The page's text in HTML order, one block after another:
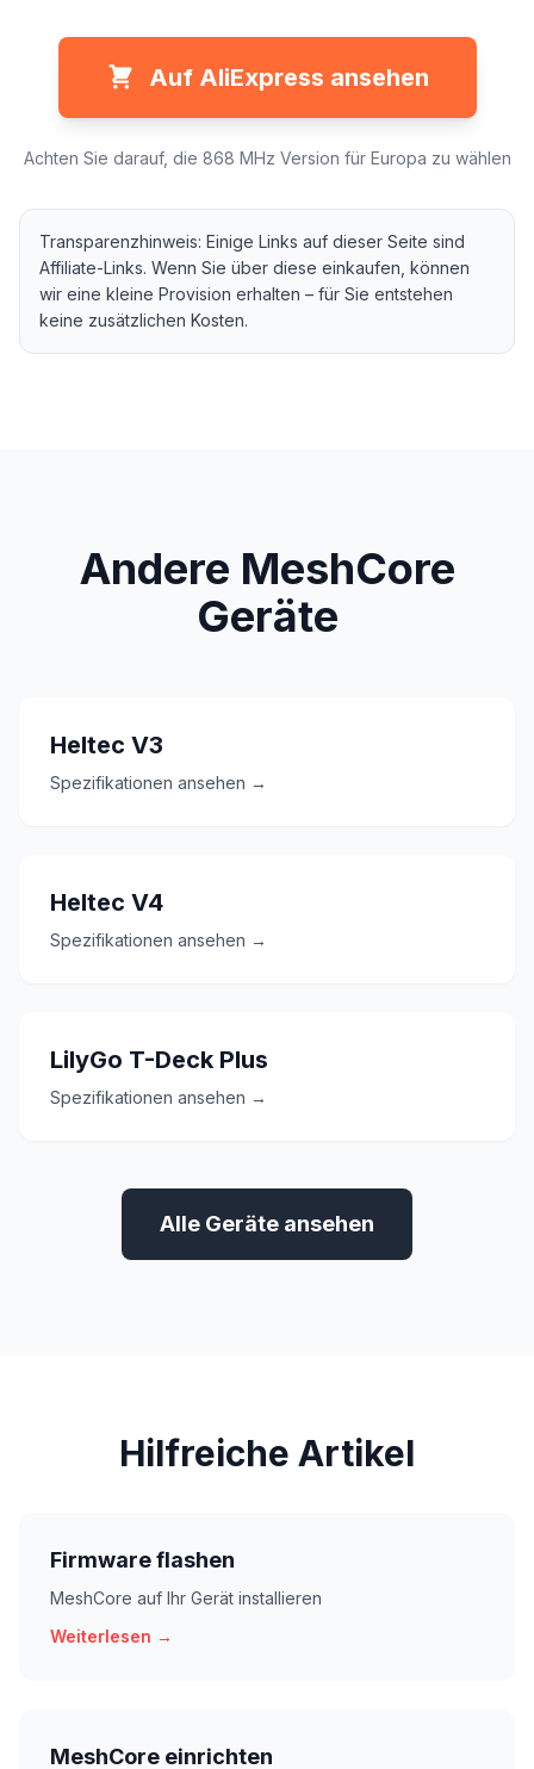
Auf AliExpress ansehen
Achten Sie darauf, die 868 MHz Version für Europa zu wählen
Transparenzhinweis: Einige Links auf dieser Seite sind
Affiliate-Links. Wenn Sie über diese einkaufen, können
wir eine kleine Provision erhalten – für Sie entstehen
keine zusätzlichen Kosten.
Andere MeshCore
Geräte
Heltec V3
Spezifikationen ansehen →
Heltec V4
Spezifikationen ansehen →
LilyGo T-Deck Plus
Spezifikationen ansehen →
Alle Geräte ansehen
Hilfreiche Artikel
Firmware flashen
MeshCore auf Ihr Gerät installieren
Weiterlesen →
MeshCore einrichten